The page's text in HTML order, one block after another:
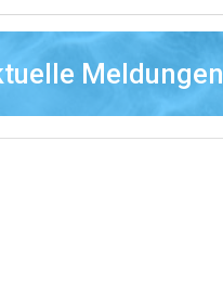
Meldungen